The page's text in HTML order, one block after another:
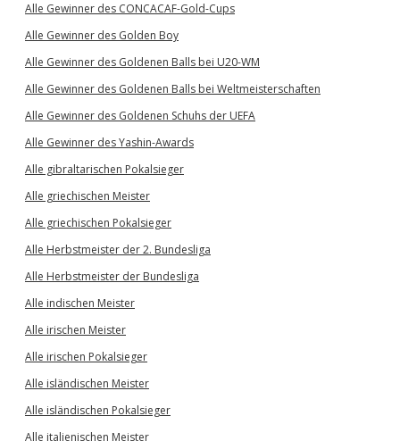
Alle Gewinner des CONCACAF-Gold-Cups
Alle Gewinner des Golden Boy
Alle Gewinner des Goldenen Balls bei U20-WM
Alle Gewinner des Goldenen Balls bei Weltmeisterschaften
Alle Gewinner des Goldenen Schuhs der UEFA
Alle Gewinner des Yashin-Awards
Alle gibraltarischen Pokalsieger
Alle griechischen Meister
Alle griechischen Pokalsieger
Alle Herbstmeister der 2. Bundesliga
Alle Herbstmeister der Bundesliga
Alle indischen Meister
Alle irischen Meister
Alle irischen Pokalsieger
Alle isländischen Meister
Alle isländischen Pokalsieger
Alle italienischen Meister